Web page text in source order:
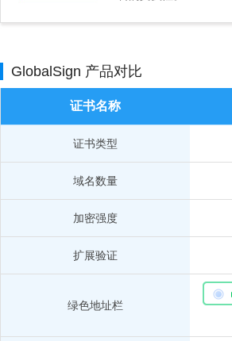
GlobalSign 产品对比
证书名称
证书类型
域名数量
加密强度
扩展验证
绿色地址栏